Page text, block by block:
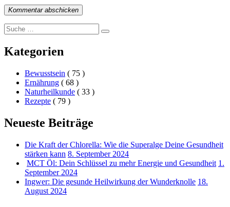
Kommentar abschicken
Search
for:
Suche
Kategorien
Bewusstsein ( 75 )
Ernährung ( 68 )
Naturheilkunde ( 33 )
Rezepte ( 79 )
Neueste Beiträge
Die Kraft der Chlorella: Wie die Superalge Deine Gesundheit
stärken kann 8. September 2024
MCT Öl: Dein Schlüssel zu mehr Energie und Gesundheit 1.
September 2024
Ingwer: Die gesunde Heilwirkung der Wunderknolle 18.
August 2024